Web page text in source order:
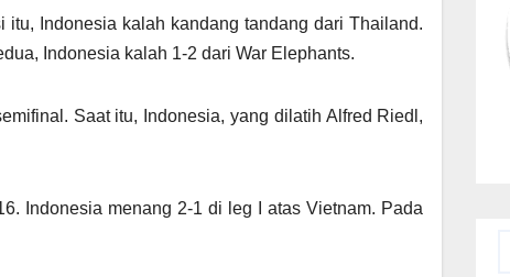
Indonesia kalah kandang tandang dari Thailand.
Indonesia kalah 1-2 dari War Elephants.
Saat itu, Indonesia, yang dilatih Alfred Riedl,
Indonesia menang 2-1 di leg I atas Vietnam. Pada